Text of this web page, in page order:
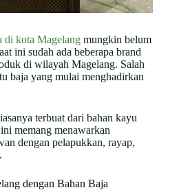
di kota Magelang mungkin belum
ini sudah ada beberapa brand
di wilayah Magelang. Salah
baja yang mulai menghadirkan
terbuat dari bahan kayu
memang menawarkan
dengan pelapukkan, rayap,
dengan Bahan Baja